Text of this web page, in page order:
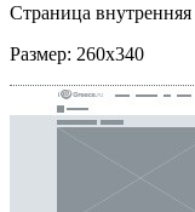
Страница внутренняя
Размер: 260x340